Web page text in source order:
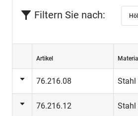
Filtern Sie nach:
Artikel
76.216.08 Stahl
76.216.12 Stahl